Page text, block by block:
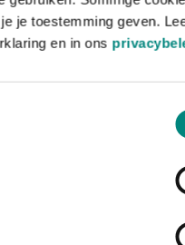
je toestemming geven.
en in ons